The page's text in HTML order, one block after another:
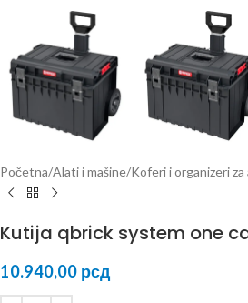
Početna Alati i mašine Koferi i organizeri za
Kutija qbrick system one
10.940,00 рсд